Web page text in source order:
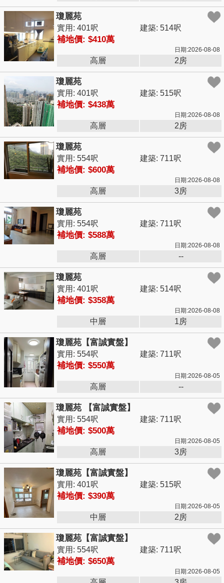
瓊麗苑
實用: 401呎 建築: 514呎
補地價: $410萬
日期:2026-08-08
高層 2房
瓊麗苑
實用: 401呎 建築: 515呎
補地價: $438萬
日期:2026-08-08
高層 2房
瓊麗苑
實用: 554呎 建築: 711呎
補地價: $600萬
日期:2026-08-08
高層 3房
瓊麗苑
實用: 554呎 建築: 711呎
補地價: $588萬
日期:2026-08-08
高層 --
瓊麗苑
實用: 401呎 建築: 514呎
補地價: $358萬
日期:2026-08-08
中層 1房
瓊麗苑【富誠實盤】
實用: 554呎 建築: 711呎
補地價: $550萬
日期:2026-08-05
高層 --
瓊麗苑 【富誠實盤】
實用: 554呎 建築: 711呎
補地價: $500萬
日期:2026-08-05
高層 3房
瓊麗苑【富誠實盤】
實用: 401呎 建築: 515呎
補地價: $390萬
日期:2026-08-05
中層 2房
瓊麗苑【富誠實盤】
實用: 554呎 建築: 711呎
補地價: $650萬
日期:2026-08-05